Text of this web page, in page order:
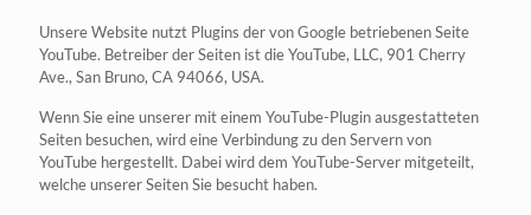
Unsere Website nutzt Plugins der von Google betriebenen Seite
YouTube. Betreiber der Seiten ist die YouTube, LLC, 901 Cherry
Ave., San Bruno, CA 94066, USA.
Wenn Sie eine unserer mit einem YouTube-Plugin ausgestatteten
Seiten besuchen, wird eine Verbindung zu den Servern von
YouTube hergestellt. Dabei wird dem YouTube-Server mitgeteilt,
welche unserer Seiten Sie besucht haben.